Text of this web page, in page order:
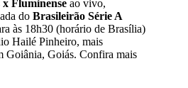
x Fluminense ao vivo,
do Brasileirão Série A
às 18h30 (horário de Brasília)
Hailé Pinheiro, mais
Goiânia, Goiás. Confira mais